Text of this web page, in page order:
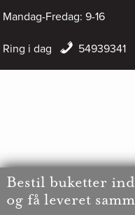
Hop
indholdet
Mandag-Fredag: 9-16
Ring i dag 54939341
Bestil buketter
og få leveret